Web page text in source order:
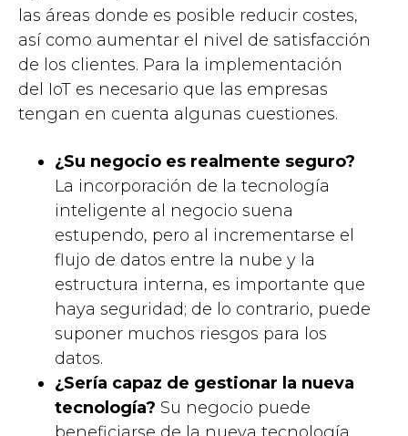
las áreas donde es posible reducir costes,
así como aumentar el nivel de satisfacción
de los clientes. Para la implementación
del IoT es necesario que las empresas
tengan en cuenta algunas cuestiones.
¿Su negocio es realmente seguro?
La incorporación de la tecnología
inteligente al negocio suena
estupendo, pero al incrementarse el
flujo de datos entre la nube y la
estructura interna, es importante que
haya seguridad; de lo contrario, puede
suponer muchos riesgos para los
datos.
¿Sería capaz de gestionar la nueva
tecnología? Su negocio puede